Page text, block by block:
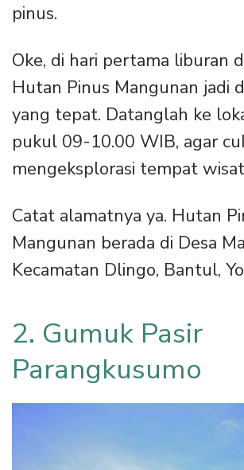
pinus.
Oke, di hari pertama liburan
Hutan Pinus Mangunan jadi
yang tepat. Datanglah ke
pukul 09-10.00 WIB, agar
mengeksplorasi tempat
Catat alamatnya ya. Hutan
Mangunan berada di Desa
Kecamatan Dlingo, Bantul,
2. Gumuk Pasir
Parangkusumo